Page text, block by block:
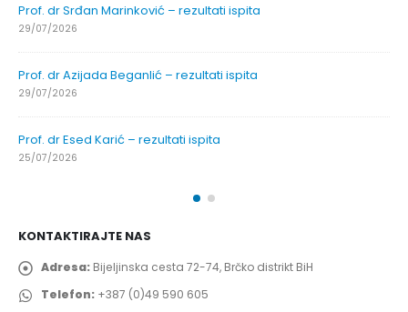
Prof. dr Srđan Marinković – rezultati ispita
29/07/2026
Prof. dr Azijada Beganlić – rezultati ispita
29/07/2026
Prof. dr Esed Karić – rezultati ispita
25/07/2026
KONTAKTIRAJTE NAS
Adresa: Bijeljinska cesta 72-74, Brčko distrikt BiH
Telefon: +387 (0)49 590 605